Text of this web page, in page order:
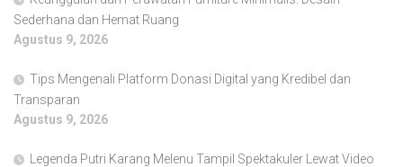
Sederhana dan Hemat Ruang
Agustus 9, 2026
Tips Mengenali Platform Donasi Digital yang Kredibel dan
Transparan
Agustus 9, 2026
Legenda Putri Karang Melenu Tampil Spektakuler Lewat Video